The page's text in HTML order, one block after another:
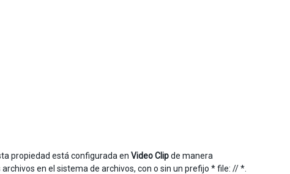
propiedad está configurada en Video Clipde manera
en el sistema de archivos, con o sin un prefijo * file: // *.